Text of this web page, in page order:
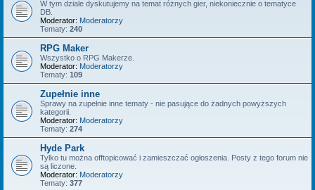
W tym dziale dyskutujemy na temat różnych gier, niekoniecznie o tematyce
DB.
Moderator: Moderatorzy
Tematy: 240
RPG Maker
Wszystko o RPG Makerze.
Moderator: Moderatorzy
Tematy: 109
Zupełnie inne
Sprawy na zupełnie inne tematy - nie pasujące do żadnych powyższych
kategorii.
Moderator: Moderatorzy
Tematy: 274
Hyde Park
Tylko tu można offtopicować i zamieszczać ogłoszenia. Posty z tego forum nie
są liczone.
Moderator: Moderatorzy
Tematy: 377